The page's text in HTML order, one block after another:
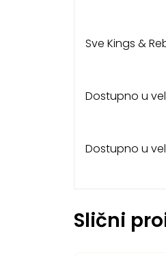
Sve Kings &
Dostupno u
Dostupno u
Slični